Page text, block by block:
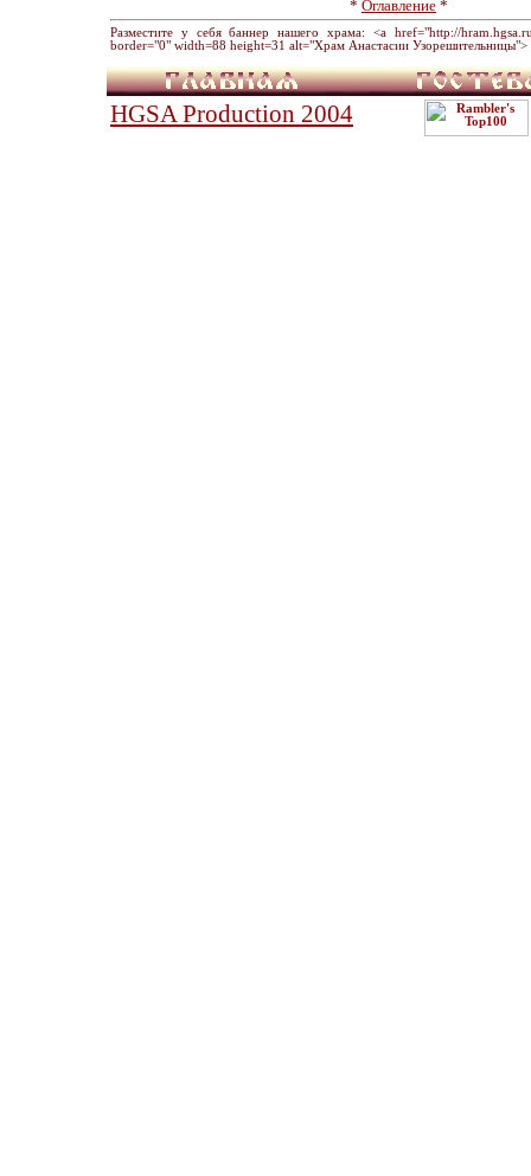
* Оглавление *
Разместите у себя баннер нашего храма: <a href="http://
border="0" width=88 height=31 alt="Храм Анастасии Узорешительницы">
HGSA Production 2004